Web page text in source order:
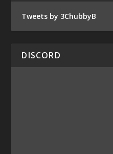
Tweets by 3ChubbyB
DISCORD